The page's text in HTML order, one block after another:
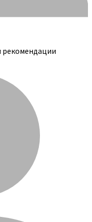
рекомендации